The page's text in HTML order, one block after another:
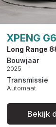
XPENG G6
Long Range
Bouwjaar
2025
Transmissie
Automaat
Bekijk